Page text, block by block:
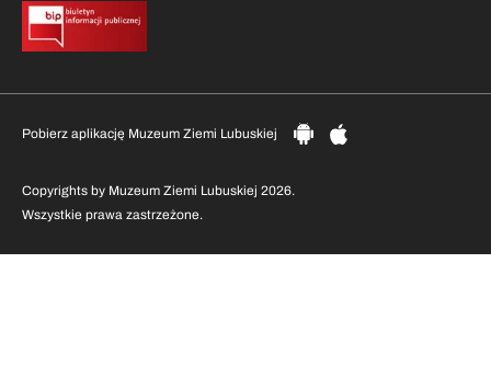
Copyrights by Muzeum Ziemi Lubuskiej 2026.
Wszystkie prawa zastrzeżone.
Pobierz aplikację Muzeum Ziemi Lubuskiej